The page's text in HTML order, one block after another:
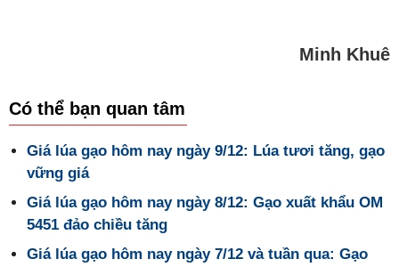
Minh Khuê
Có thể bạn quan tâm
Giá lúa gạo hôm nay ngày 9/12: Lúa tươi tăng, gạo
vững giá
Giá lúa gạo hôm nay ngày 8/12: Gạo xuất khẩu OM
5451 đảo chiều tăng
Giá lúa gạo hôm nay ngày 7/12 và tuần qua: Gạo